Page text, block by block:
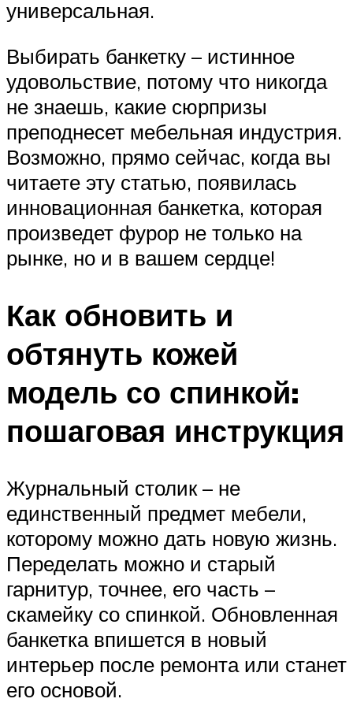
универсальная.
Выбирать банкетку – истинное
удовольствие, потому что никогда
не знаешь, какие сюрпризы
преподнесет мебельная индустрия.
Возможно, прямо сейчас, когда вы
читаете эту статью, появилась
инновационная банкетка, которая
произведет фурор не только на
рынке, но и в вашем сердце!
Как обновить и
обтянуть кожей
модель со спинкой:
пошаговая инструкция
Журнальный столик – не
единственный предмет мебели,
которому можно дать новую жизнь.
Переделать можно и старый
гарнитур, точнее, его часть –
скамейку со спинкой. Обновленная
банкетка впишется в новый
интерьер после ремонта или станет
его основой.